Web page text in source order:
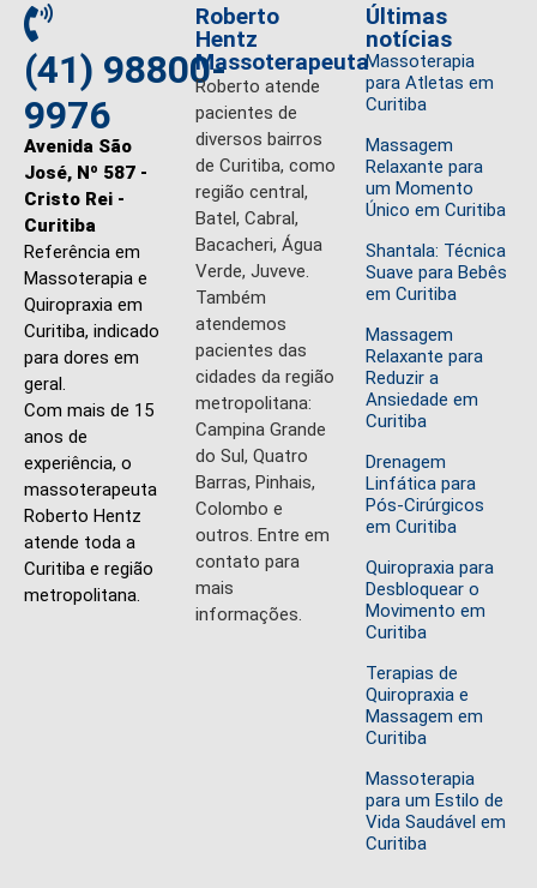
(41) 98800-
9976
Avenida São
José, Nº 587 -
Cristo Rei -
Curitiba
Referência em
Massoterapia e
Quiropraxia em
Curitiba, indicado
para dores em
geral.
Com mais de 15
anos de
experiência, o
massoterapeuta
Roberto Hentz
atende toda a
Curitiba e região
metropolitana.
Roberto
Hentz
Massoterapeuta
Roberto atende
pacientes de
diversos bairros
de Curitiba, como
região central,
Batel, Cabral,
Bacacheri, Água
Verde, Juveve.
Também
atendemos
pacientes das
cidades da região
metropolitana:
Campina Grande
do Sul, Quatro
Barras, Pinhais,
Colombo e
outros. Entre em
contato para
mais
informações.
Últimas
notícias
Massoterapia
para Atletas em
Curitiba
Massagem
Relaxante para
um Momento
Único em Curitiba
Shantala: Técnica
Suave para Bebês
em Curitiba
Massagem
Relaxante para
Reduzir a
Ansiedade em
Curitiba
Drenagem
Linfática para
Pós-Cirúrgicos
em Curitiba
Quiropraxia para
Desbloquear o
Movimento em
Curitiba
Terapias de
Quiropraxia e
Massagem em
Curitiba
Massoterapia
para um Estilo de
Vida Saudável em
Curitiba